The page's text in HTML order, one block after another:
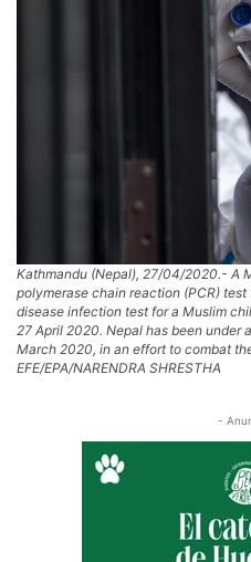
Kathmandu (Nepal), 27/04/2020.- A
polymerase chain reaction (PCR)
disease infection test for a Muslim
27 April 2020. Nepal has been under
March 2020, in an effort to combat
EFE/EPA/NARENDRA SHRESTHA
-